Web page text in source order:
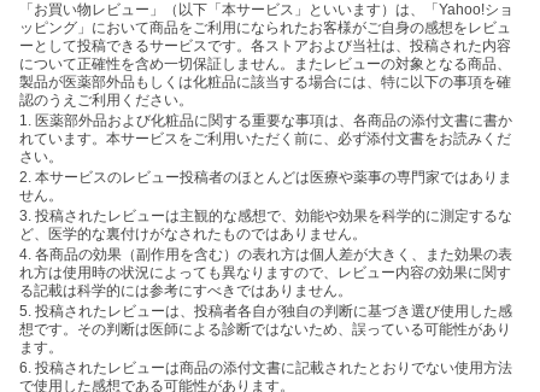
「お買い物レビュー」（以下「本サービス」といいます）は、「Yahoo!ショ
ッピング」において商品をご利用になられたお客様がご自身の感想をレビュ
ーとして投稿できるサービスです。各ストアおよび当社は、投稿された内容
について正確性を含め一切保証しません。またレビューの対象となる商品、
製品が医薬部外品もしくは化粧品に該当する場合には、特に以下の事項を確
認のうえご利用ください。
1. 医薬部外品および化粧品に関する重要な事項は、各商品の添付文書に書か
れています。本サービスをご利用いただく前に、必ず添付文書をお読みくだ
さい。
2. 本サービスのレビュー投稿者のほとんどは医療や薬事の専門家ではありま
せん。
3. 投稿されたレビューは主観的な感想で、効能や効果を科学的に測定するな
ど、医学的な裏付けがなされたものではありません。
4. 各商品の効果（副作用を含む）の表れ方は個人差が大きく、また効果の表
れ方は使用時の状況によっても異なりますので、レビュー内容の効果に関す
る記載は科学的には参考にすべきではありません。
5. 投稿されたレビューは、投稿者各自が独自の判断に基づき選び使用した感
想です。その判断は医師による診断ではないため、誤っている可能性があり
ます。
6. 投稿されたレビューは商品の添付文書に記載されたとおりでない使用方法
で使用した感想である可能性があります。